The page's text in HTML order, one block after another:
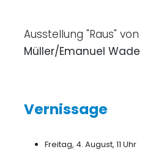
Ausstellung "Raus" von
Müller/EmanuelWade
Vernissage
Freitag, 4. August, 11 Uhr